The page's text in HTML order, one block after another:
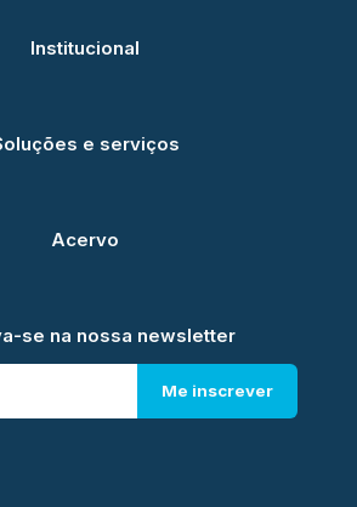
Institucional
e serviços
Acervo
se na nossa newsletter
Me inscrever